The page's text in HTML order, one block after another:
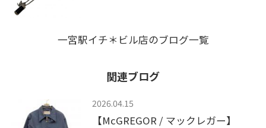
一宮駅イチ＊ビル店のブログ一覧
関連ブログ
2026.04.15
【McGREGOR / マックレガー】